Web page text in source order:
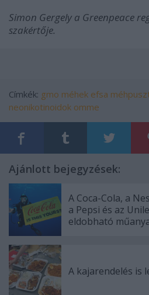
Simon Gergely a Greenpeace
szakértője.
Címkék: gmo méhek efsa
neonikotinoidok omme
Ajánlott bejegyzések:
A Coca-Cola, a
a Pepsi és az
eldobható
A kajarendelés is